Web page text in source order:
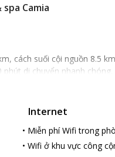
Camia
cách suối cội nguồn 8.5
di chuyển nhanh chóng.
khu nhà riêng, hòa cùng
nhìn ra hàng dừa trên
đẹp và mát – xa thư giãn
Internet
• Miễn phí Wifi trong
• Wifi ở khu vực công